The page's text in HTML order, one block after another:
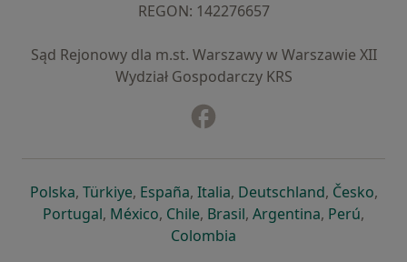
REGON: ⁠142276657
Sąd Rejonowy dla m.st. Warszawy w Warszawie XII
Wydział Gospodarczy KRS
Polskaotwiera się w nowej karcie
, Türkiyeotwiera się w nowej karcie
, Españaotwiera się w nowej karcie
, Italiaotwiera się w nowej
, Deutschlandotwiera się
, Česko,
Portugalotwiera się w nowej karcie
, Méxicootwiera się w nowej karcie
, Chileotwiera się w nowej karcie
, Brasilotwiera się w nowej
, Argentinaotwiera się
, Perú,
Colombia